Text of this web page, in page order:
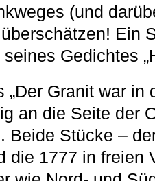
(und
Ein
Gedichtes
„Der Granit war in
an die Seite der
Beide Stücke –
die 1777 in freien